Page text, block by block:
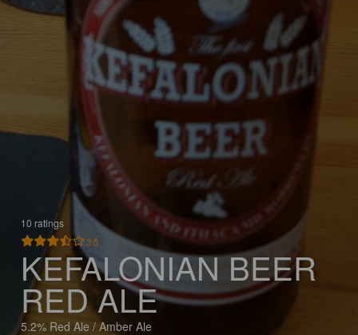
10 ratings
3.5
KEFALONIAN BEER
RED ALE
5.2% Red Ale / Amber Ale